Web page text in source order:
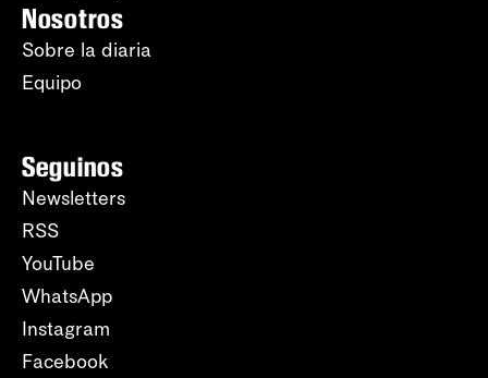
Nosotros
Sobre la diaria
Equipo
Seguinos
Newsletters
RSS
YouTube
WhatsApp
Instagram
Facebook